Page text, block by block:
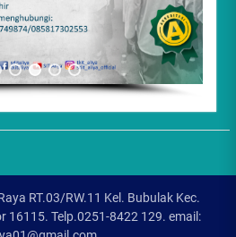
RT.03/RW.11 Kel. Bubulak Kec.
16115. Telp.0251-8422 129. email: